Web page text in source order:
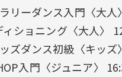
リーダンス入門〈大人
ショニング〈大人〉
ズダンス初級〈キッズ
入門〈ジュニア〉